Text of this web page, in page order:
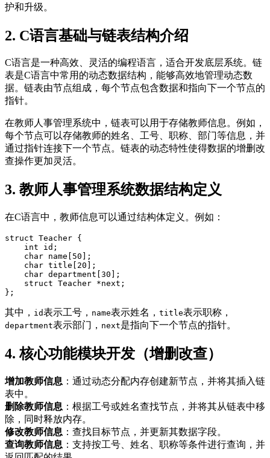
护和升级。
2. C语言基础与链表结构介绍
C语言是一种高效、灵活的编程语言，适合开发底层系统。链
表是C语言中常用的动态数据结构，能够高效地管理动态数
据。链表由节点组成，每个节点包含数据和指向下一个节点的
指针。
在教师人事管理系统中，链表可以用于存储教师信息。例如，
每个节点可以存储教师的姓名、工号、职称、部门等信息，并
通过指针连接下一个节点。链表的动态特性使得数据的增删改
查操作更加灵活。
3. 教师人事管理系统数据结构定义
在C语言中，教师信息可以通过结构体定义。例如：
struct Teacher {
    int id;
    char name[50];
    char title[20];
    char department[30];
    struct Teacher *next;
其中， id表示工号， name表示姓名， title表示职称，
department表示部门， next是指向下一个节点的指针。
4. 核心功能模块开发（增删改查）
增加教师信息 ：通过动态分配内存创建新节点，并将其插入链
表中。
删除教师信息 ：根据工号或姓名查找节点，并将其从链表中移
除，同时释放内存。
修改教师信息 ：查找目标节点，并更新其数据字段。
查询教师信息 ：支持按工号、姓名、职称等条件进行查询，并